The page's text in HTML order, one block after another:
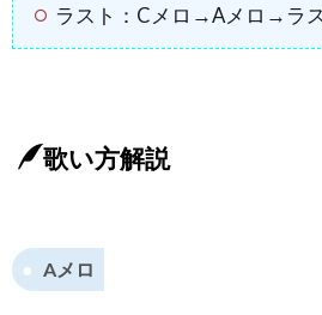
ラスト：Cメロ→Aメロ→ラ
歌い方解説
Aメロ